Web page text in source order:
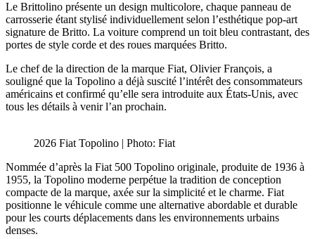
Le Brittolino présente un design multicolore, chaque panneau de
carrosserie étant stylisé individuellement selon l’esthétique pop-art
signature de Britto. La voiture comprend un toit bleu contrastant, des
portes de style corde et des roues marquées Britto.
Le chef de la direction de la marque Fiat, Olivier François, a
souligné que la Topolino a déjà suscité l’intérêt des consommateurs
américains et confirmé qu’elle sera introduite aux États-Unis, avec
tous les détails à venir l’an prochain.
2026 Fiat Topolino | Photo: Fiat
Nom­mée d’après la Fiat 500 Topolino originale, produite de 1936 à
1955, la Topolino moderne perpétue la tradition de conception
compacte de la marque, axée sur la simplicité et le charme. Fiat
positionne le véhicule comme une alternative abordable et durable
pour les courts déplacements dans les environnements urbains
denses.